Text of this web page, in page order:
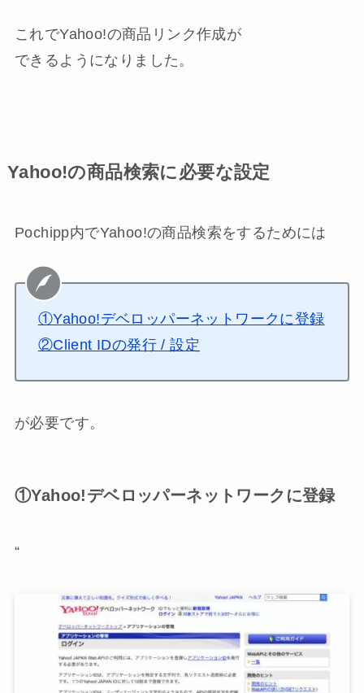
これでYahoo!の商品リンク作成が
できるようになりました。
Yahoo!の商品検索に必要な設定
Pochipp内でYahoo!の商品検索をするためには
①Yahoo!デベロッパーネットワークに登録
②Client IDの発行 / 設定
が必要です。
①Yahoo!デベロッパーネットワークに登録
“